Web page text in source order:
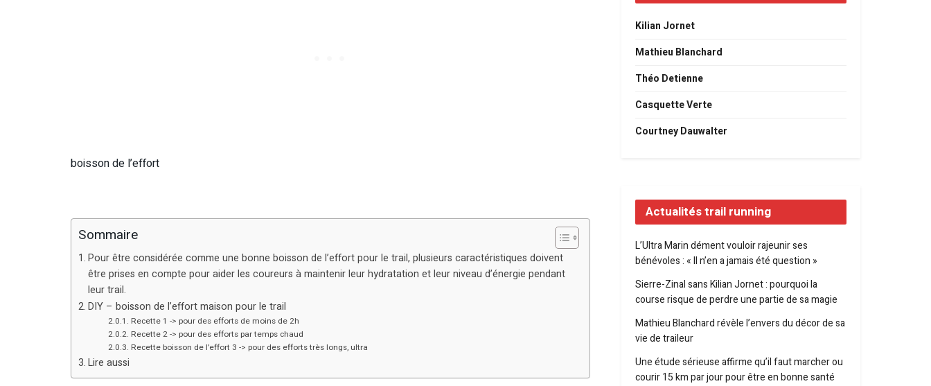
boisson de l’effort
Sommaire
Pour être considérée comme une bonne boisson de l’effort pour le trail, plusieurs caractéristiques doivent
être prises en compte pour aider les coureurs à maintenir leur hydratation et leur niveau d’énergie pendant
leur trail.
DIY – boisson de l’effort maison pour le trail
Recette 1 -> pour des efforts de moins de 2h
Recette 2 -> pour des efforts par temps chaud
Recette boisson de l’effort 3 -> pour des efforts très longs, ultra
Lire aussi
Kilian Jornet
Mathieu Blanchard
Théo Detienne
Casquette Verte
Courtney Dauwalter
Actualités trail running
L’Ultra Marin dément vouloir rajeunir ses
bénévoles : « Il n’en a jamais été question »
Sierre-Zinal sans Kilian Jornet : pourquoi la
course risque de perdre une partie de sa magie
Mathieu Blanchard révèle l’envers du décor de sa
vie de traileur
Une étude sérieuse affirme qu’il faut marcher ou
courir 15 km par jour pour être en bonne santé